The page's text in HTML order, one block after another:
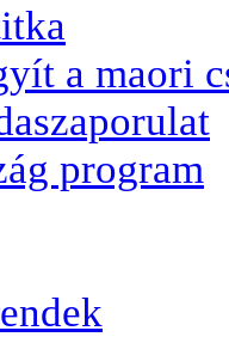
a maori
program